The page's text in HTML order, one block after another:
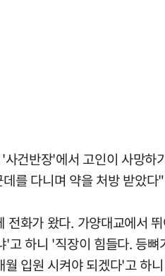
건반장'에서 고인이 사망
를 다니며 약을 처방 받았다
화가 왔다. 가양대교에서
고 하니 '직장이 힘들다. 등
입원 시켜야 되겠다'고 하